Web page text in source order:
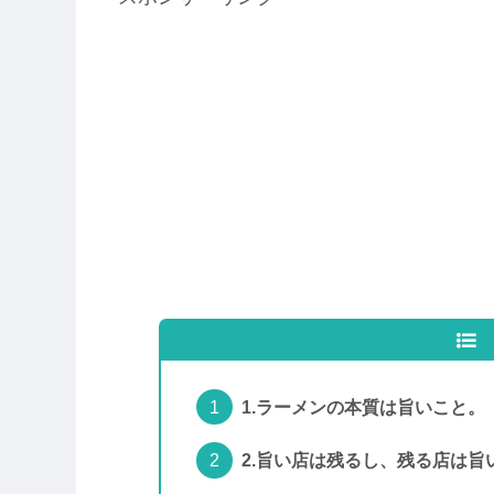
1.ラーメンの本質は旨いこと。
2.旨い店は残るし、残る店は旨